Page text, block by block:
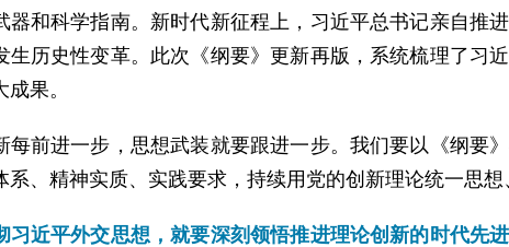
器和科学指南。新时代新征程上，习近平总书记亲自推
生历史性变革。此次《纲要》更新再版，系统梳理了习
果。
每前进一步，思想武装就要跟进一步。我们要以《纲要
系、精神实质、实践要求，持续用党的创新理论统一思想
习近平外交思想，就要深刻领悟推进理论创新的时代先进